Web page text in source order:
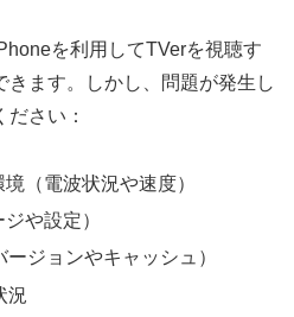
を利用してTVerを視聴す
きます。しかし、問題が発生し
さい：
（電波状況や速度）
や設定）
ジョンやキャッシュ）
況